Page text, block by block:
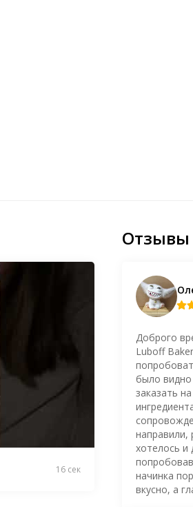
16 сек
Отзывы
Доброго
Luboff
было
заказать
направили,
хотелось
начинка
вкусно, а